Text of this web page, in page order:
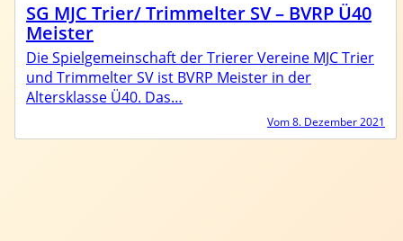
SG MJC Trier/ Trimmelter SV – BVRP Ü40
Meister
Die Spielgemeinschaft der Trierer Vereine MJC Trier
und Trimmelter SV ist BVRP Meister in der
Altersklasse Ü40. Das…
Vom 8. Dezember 2021